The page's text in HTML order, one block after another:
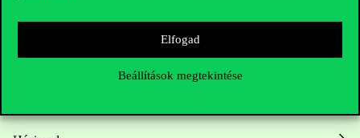
Elfogad
Beállítások megtekintése